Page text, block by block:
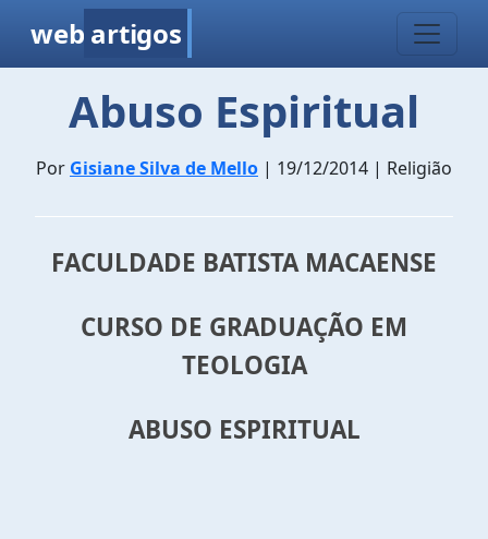
web artigos
Abuso Espiritual
Por Gisiane Silva de Mello | 19/12/2014 | Religião
FACULDADE BATISTA MACAENSE
CURSO DE GRADUAÇÃO EM
TEOLOGIA
ABUSO ESPIRITUAL